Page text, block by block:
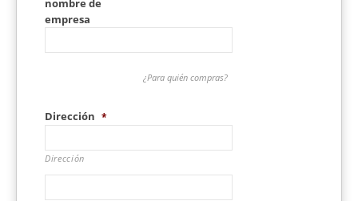
nombre de
empresa
¿Para quién compras?
Dirección *
Dirección